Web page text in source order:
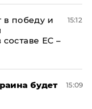
в победу и
ЕС –
15:12
будет
15:09